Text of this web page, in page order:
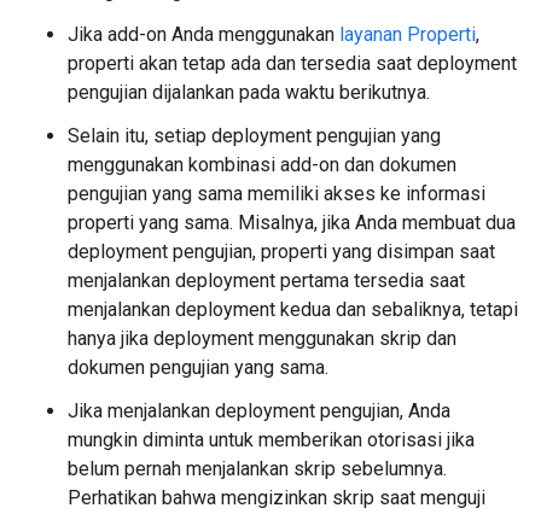
Jika add-on Anda menggunakan layanan Properti,
properti akan tetap ada dan tersedia saat deployment
pengujian dijalankan pada waktu berikutnya.
Selain itu, setiap deployment pengujian yang
menggunakan kombinasi add-on dan dokumen
pengujian yang sama memiliki akses ke informasi
properti yang sama. Misalnya, jika Anda membuat dua
deployment pengujian, properti yang disimpan saat
menjalankan deployment pertama tersedia saat
menjalankan deployment kedua dan sebaliknya, tetapi
hanya jika deployment menggunakan skrip dan
dokumen pengujian yang sama.
Jika menjalankan deployment pengujian, Anda
mungkin diminta untuk memberikan otorisasi jika
belum pernah menjalankan skrip sebelumnya.
Perhatikan bahwa mengizinkan skrip saat menguji